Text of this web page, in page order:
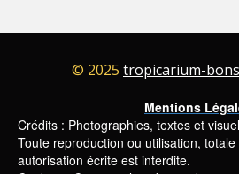
© 2025 tropicarium-
Mentions
Crédits : Photographies, textes et
Toute reproduction ou utilisation,
autorisation écrite est interdite.
Cookies : Ce site utilise des cookies